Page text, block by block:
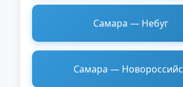
Самара — Небуг
Самара —